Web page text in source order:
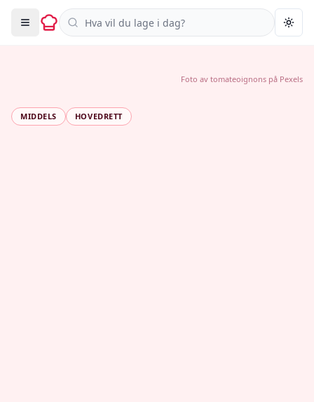
Søk i oppskrifter
MIDDELS HOVEDRETT
Foto av tomateoignons på Pexels